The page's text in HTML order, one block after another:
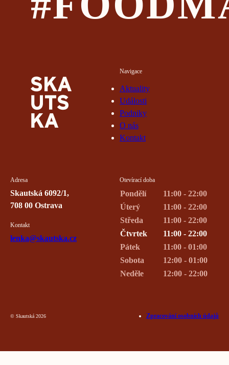
Navigace
Aktuality
Události
Podniky
O nás
Kontakt
Adresa
Skautská 6092/1,
708 00 Ostrava
Kontakt
lenka@skautska.cz
Otevírací doba
Pondělí
11:00 - 22:00
Úterý
11:00 - 22:00
Středa
11:00 - 22:00
Čtvrtek
11:00 - 22:00
Pátek
11:00 - 01:00
Sobota
12:00 - 01:00
Neděle
12:00 - 22:00
© Skautská 2026 Zpracování osobních údajů